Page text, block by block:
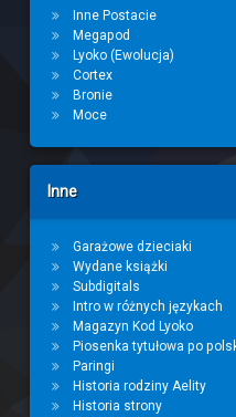
Inne Postacie
Megapod
Lyoko (Ewolucja)
Cortex
Bronie
Moce
Inne
Garażowe dzieciaki
Wydane książki
Subdigitals
Intro w różnych językach
Magazyn Kod Lyoko
Piosenka tytułowa po
Paringi
Historia rodziny Aelity
Historia strony